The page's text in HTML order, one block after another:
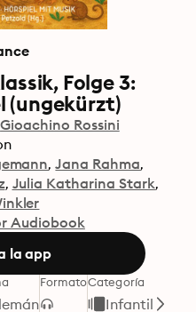
Folge 3:
(ungekürzt)
Gioachino Rossini
Jana Rahma
Julia Katharina Stark
Audiobook
la app
FormatoCategoría
Infantil